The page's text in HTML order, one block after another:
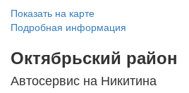
Показать на карте
Подробная информация
Октябрьский район
Автосервис на Никитина